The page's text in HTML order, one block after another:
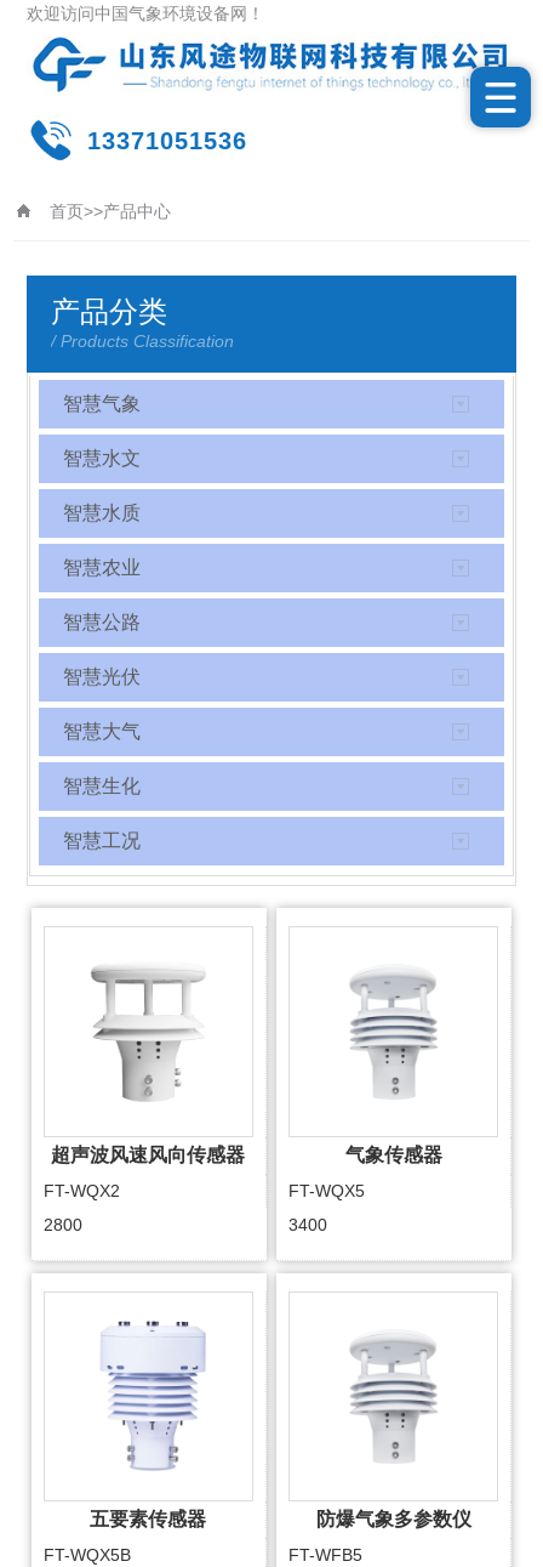
欢迎访问中国气象环境设备网！
13371051536
首页>>产品中心
产品分类
/ Products Classification
智慧气象
智慧水文
智慧水质
智慧农业
智慧公路
智慧光伏
智慧大气
智慧生化
智慧工况
超声波风速风向传感器
FT-WQX2
2800
气象传感器
FT-WQX5
3400
五要素传感器
FT-WQX5B
防爆气象多参数仪
FT-WFB5